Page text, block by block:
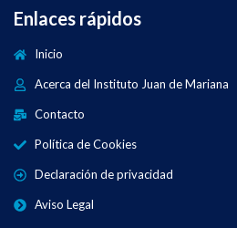
Enlaces rápidos
Inicio
Acerca del Instituto Juan de Mariana
Contacto
Política de Cookies
Declaración de privacidad
Aviso Legal